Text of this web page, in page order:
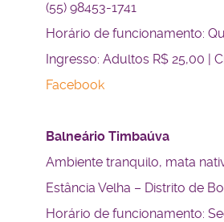
(55) 98453-1741
Horário de funcionamento:
Ingresso: Adultos R$ 25,00 |
Facebook
Balneário Timbaúva
Ambiente tranquilo, mata
Estância Velha – Distrito de
Horário de funcionamento: